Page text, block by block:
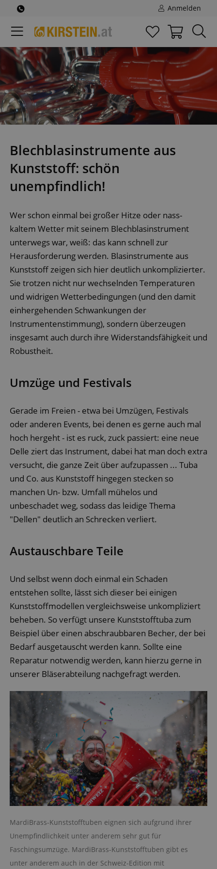
Anmelden
Blechblasinstrumente aus
Kunststoff: schön
unempfindlich!
Wer schon einmal bei großer Hitze oder nass-
kaltem Wetter mit seinem Blechblasinstrument
unterwegs war, weiß: das kann schnell zur
Herausforderung werden. Blasinstrumente aus
Kunststoff zeigen sich hier deutlich unkomplizierter.
Sie trotzen nicht nur wechselnden Temperaturen
und widrigen Wetterbedingungen (und den damit
einhergehenden Schwankungen der
Instrumentenstimmung), sondern überzeugen
insgesamt auch durch ihre Widerstandsfähigkeit und
Robustheit.
Umzüge und Festivals
Gerade im Freien - etwa bei Umzügen, Festivals
oder anderen Events, bei denen es gerne auch mal
hoch hergeht - ist es ruck, zuck passiert: eine neue
Delle ziert das Instrument, dabei hat man doch extra
versucht, die ganze Zeit über aufzupassen ... Tuba
und Co. aus Kunststoff hingegen stecken so
manchen Un- bzw. Umfall mühelos und
unbeschadet weg, sodass das leidige Thema
"Dellen" deutlich an Schrecken verliert.
Austauschbare Teile
Und selbst wenn doch einmal ein Schaden
entstehen sollte, lässt sich dieser bei einigen
Kunststoffmodellen vergleichsweise unkompliziert
beheben. So verfügt unsere Kunststofftuba zum
Beispiel über einen abschraubbaren Becher, der bei
Bedarf ausgetauscht werden kann. Sollte eine
Reparatur notwendig werden, kann hierzu gerne in
unserer Bläserabteilung nachgefragt werden.
MardiBrass-Kunststofftuben eignen sich aufgrund ihrer
Unempfindlichkeit unter anderem sehr gut für
Faschingsumzüge. MardiBrass-Kunststofftuben gibt es
unter anderem auch in der Schweiz-Edition mit